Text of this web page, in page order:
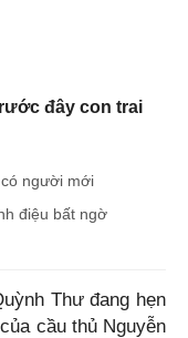
đây con trai
người mới
điệu bất ngờ
Thư đang hẹn
cầu thủ Nguyễn